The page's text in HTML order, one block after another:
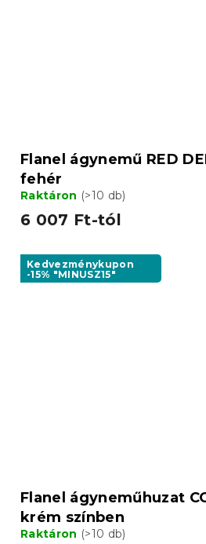
Flanel ágynemű RED
fehér
Raktáron (>10 db)
6 007 Ft-tól
Kedvezménykupon
-15% "MINUSZ15"
Flanel ágyneműhuzat
krém színben
Raktáron (>10 db)